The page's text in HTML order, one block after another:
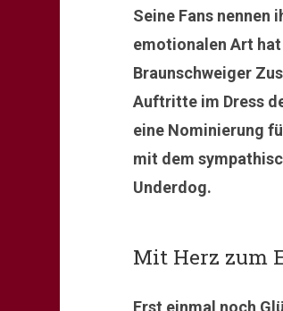
Seine Fans nennen
emotionalen Art
Braunschweiger
Auftritte im Dress
eine Nominierung
mit dem
Underdog.
Mit Herz zum
Erst einmal noch